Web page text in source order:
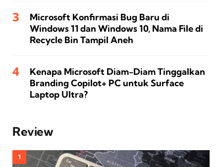
Microsoft Konfirmasi Bug Baru di
Windows 11 dan Windows 10, Nama File di
Recycle Bin Tampil Aneh
Kenapa Microsoft Diam-Diam Tinggalkan
Branding Copilot+ PC untuk Surface
Laptop Ultra?
Review